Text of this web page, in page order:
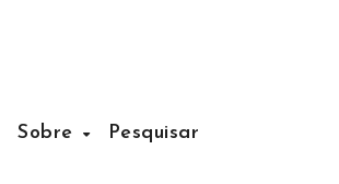
Sobre Pesquisar